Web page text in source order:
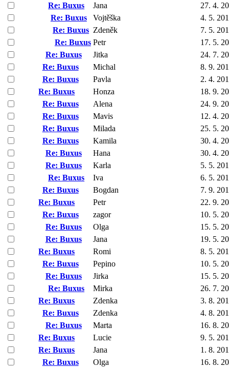
Re: Buxus
Jana
27. 4.
Re: Buxus
Vojtěška
4. 5.
Re: Buxus Zdeněk
7. 5.
Re: Buxus Petr
17. 5.
Re: Buxus
Jitka
24. 7.
Re: Buxus
Michal
8. 9.
Re: Buxus
Pavla
2. 4.
Re: Buxus
Honza
18. 9.
Re: Buxus
Alena
24. 9.
Re: Buxus
Mavis
12. 4.
Re: Buxus
Milada
25. 5.
Re: Buxus
Kamila
30. 4.
Re: Buxus
Hana
30. 4.
Re: Buxus
Karla
5. 5.
Re: Buxus
Iva
6. 5.
Re: Buxus
Bogdan
7. 9.
Re: Buxus
Petr
22. 9.
Re: Buxus
zagor
10. 5.
Re: Buxus
Olga
15. 5.
Re: Buxus
Jana
19. 5.
Re: Buxus
Romi
8. 5.
Re: Buxus
Pepino
10. 5.
Re: Buxus
Jirka
15. 5.
Re: Buxus
Mirka
26. 7.
Re: Buxus
Zdenka
3. 8.
Re: Buxus
Zdenka
4. 8.
Re: Buxus
Marta
16. 8.
Re: Buxus
Lucie
9. 5.
Re: Buxus
Jana
1. 8.
Re: Buxus
Olga
16. 8.